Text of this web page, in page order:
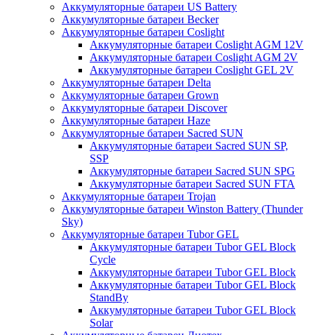
Аккумуляторные батареи US Battery
Аккумуляторные батареи Becker
Аккумуляторные батареи Coslight
Аккумуляторные батареи Coslight AGM 12V
Аккумуляторные батареи Coslight AGM 2V
Аккумуляторные батареи Coslight GEL 2V
Аккумуляторные батареи Delta
Аккумуляторные батареи Grown
Аккумуляторные батареи Discover
Аккумуляторные батареи Haze
Аккумуляторные батареи Sacred SUN
Аккумуляторные батареи Sacred SUN SP,
SSP
Аккумуляторные батареи Sacred SUN SPG
Аккумуляторные батареи Sacred SUN FTA
Аккумуляторные батареи Trojan
Аккумуляторные батареи Winston Battery (Thunder
Sky)
Аккумуляторные батареи Tubor GEL
Аккумуляторные батареи Tubor GEL Block
Cycle
Аккумуляторные батареи Tubor GEL Block
Аккумуляторные батареи Tubor GEL Block
StandBy
Аккумуляторные батареи Tubor GEL Block
Solar